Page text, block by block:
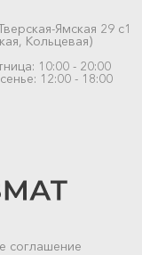
Ямская 29 с1
Кольцевая)
10:00 - 20:00
12:00 - 18:00
соглашение